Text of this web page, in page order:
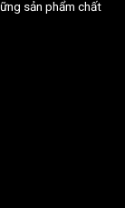
sản phẩm chất